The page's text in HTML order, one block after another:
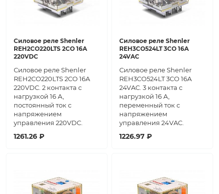
Силовое реле Shenler
REH2CO220LTS 2CO 16A
220VDC
Силовое реле Shenler
REH2CO220LTS 2CO 16A
220VDC. 2 контакта с
нагрузкой 16 А,
постоянный ток с
напряжением
управления 220VDC.
1261.26 ₽
Силовое реле Shenler
REH3CO524LT 3CO 16A
24VAC
Силовое реле Shenler
REH3CO524LT 3CO 16A
24VAC. 3 контакта с
нагрузкой 16 А,
переменный ток с
напряжением
управления 24VAC.
1226.97 ₽